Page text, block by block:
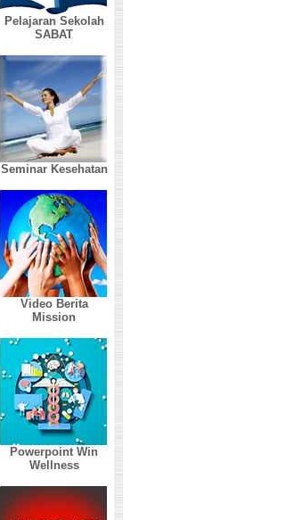
Pelajaran Sekolah
SABAT
Seminar Kesehatan
Video Berita
Mission
Powerpoint Win
Wellness